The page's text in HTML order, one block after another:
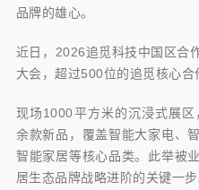
品牌的雄心。
近日，2026追觅科技中国区合
大会，超过500位的追觅核心合
现场1000平方米的沉浸式展
余款新品，覆盖智能大家电、
智能家居等核心品类。此举被
居生态品牌战略进阶的关键一步